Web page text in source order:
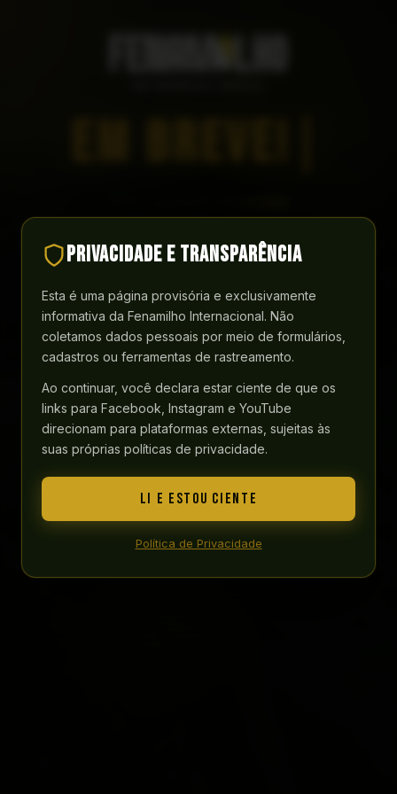
Privacidade e transparência
Esta é uma página provisória e exclusivamente
informativa da Fenamilho Internacional. Não
coletamos dados pessoais por meio de formulários,
cadastros ou ferramentas de rastreamento.
Ao continuar, você declara estar ciente de que os
links para Facebook, Instagram e YouTube
direcionam para plataformas externas, sujeitas às
suas próprias políticas de privacidade.
LI E ESTOU CIENTE
Política de Privacidade
Estamos preparando uma nova experiência digital para a
Fenamilho Internacional.
Enquanto isso, aproveite para nos acompanhar em nossas
redes sociais.
FACEBOOK INSTAGRAM YOUTUBE
SANTO ÂNGELO — RIO GRANDE DO SUL
© 2026 Fenamilho Internacional. Todos os direitos reservados.
CNPJ 89.969.588/0001-08 · Santo Ângelo/RS